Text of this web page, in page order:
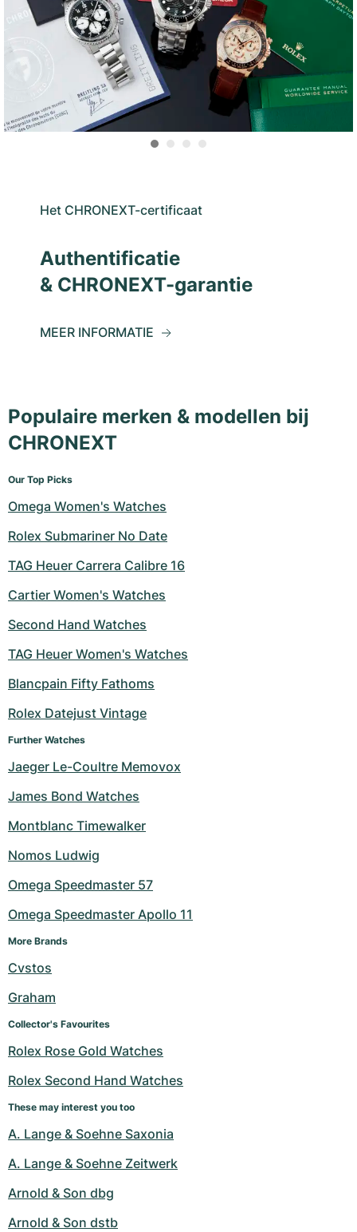
Het CHRONEXT-certificaat
Authentificatie
& CHRONEXT-garantie
MEER INFORMATIE
Populaire merken & modellen bij
CHRONEXT
Our Top Picks
Omega Women's Watches
Rolex Submariner No Date
TAG Heuer Carrera Calibre 16
Cartier Women's Watches
Second Hand Watches
TAG Heuer Women's Watches
Blancpain Fifty Fathoms
Rolex Datejust Vintage
Further Watches
Jaeger Le-Coultre Memovox
James Bond Watches
Montblanc Timewalker
Nomos Ludwig
Omega Speedmaster 57
Omega Speedmaster Apollo 11
More Brands
Cvstos
Graham
Collector's Favourites
Rolex Rose Gold Watches
Rolex Second Hand Watches
These may interest you too
A. Lange & Soehne Saxonia
A. Lange & Soehne Zeitwerk
Arnold & Son dbg
Arnold & Son dstb